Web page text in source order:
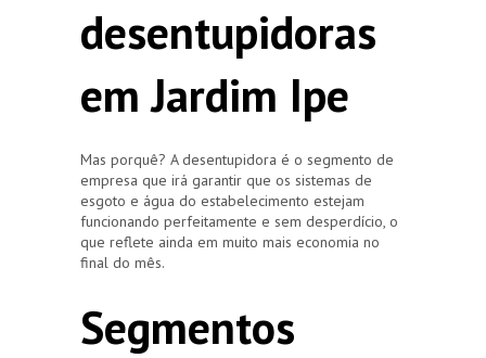
desentupidoras
em Jardim Ipe
Mas porquê? A desentupidora é o segmento de
empresa que irá garantir que os sistemas de
esgoto e água do estabelecimento estejam
funcionando perfeitamente e sem desperdício, o
que reflete ainda em muito mais economia no
final do mês.
Segmentos